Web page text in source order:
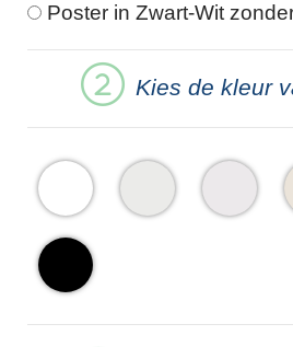
Poster in Zwart-Wit
Kies de kleur